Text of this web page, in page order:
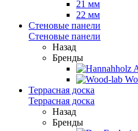
21 мм
22 мм
Стеновые панели
Стеновые панели
Назад
Бренды
Террасная доска
Террасная доска
Назад
Бренды